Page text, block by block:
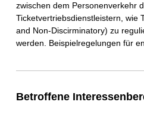
zwischen dem Personenverkehr
Ticketvertriebsdienstleistern, wie
and Non-Discirminatory) zu
werden. Beispielregelungen für
Betroffene